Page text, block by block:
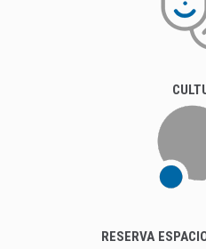
RESERVA